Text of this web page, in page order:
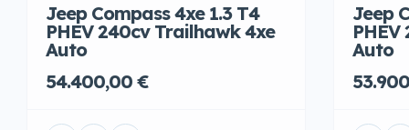
Jeep Compass 4xe 1.3 T4
PHEV 240cv Trailhawk 4xe
Auto
54.400,00 €
Jeep
Auto